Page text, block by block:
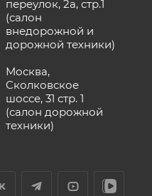
переулок, 2а, стр.1
(салон
внедорожной и
дорожной техники)
Москва,
Сколковское
шоссе, 31 стр. 1
(салон дорожной
техники)